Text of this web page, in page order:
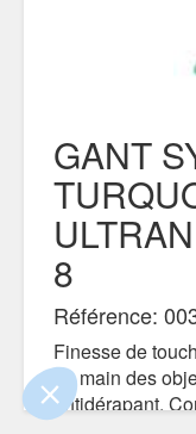
que le contenu de ce
mais on aimerait bien
certifiés par
Je choisis
GANT
8
Référence:
Finesse de
en main des
antidérapant.